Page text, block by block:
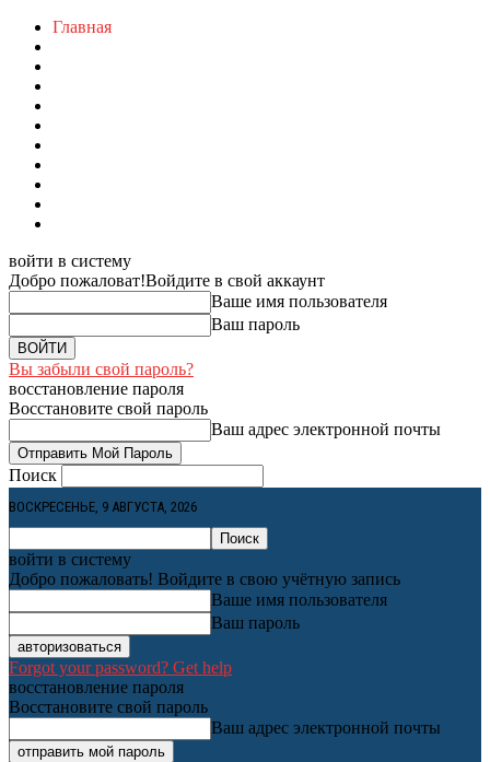
Главная
войти в систему
Добро пожаловат!Войдите в свой аккаунт
Ваше имя пользователя
Ваш пароль
Вы забыли свой пароль?
восстановление пароля
Восстановите свой пароль
Ваш адрес электронной почты
Поиск
ВОСКРЕСЕНЬЕ, 9 АВГУСТА, 2026
войти в систему
Добро пожаловать! Войдите в свою учётную запись
Ваше имя пользователя
Ваш пароль
Forgot your password? Get help
восстановление пароля
Восстановите свой пароль
Ваш адрес электронной почты